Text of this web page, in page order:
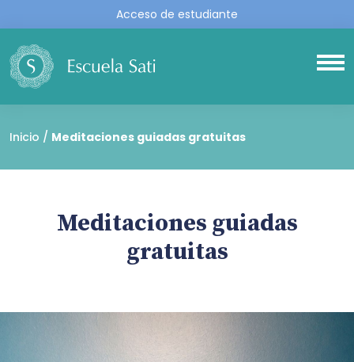
Acceso de estudiante
Inicio Meditaciones guiadas gratuitas
Meditaciones guiadas
gratuitas